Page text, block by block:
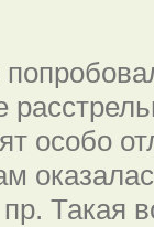
особо
Такая